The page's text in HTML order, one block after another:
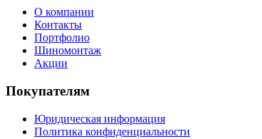
О компании
Контакты
Портфолио
Шиномонтаж
Акции
Покупателям
Юридическая информация
Политика конфиденциальности